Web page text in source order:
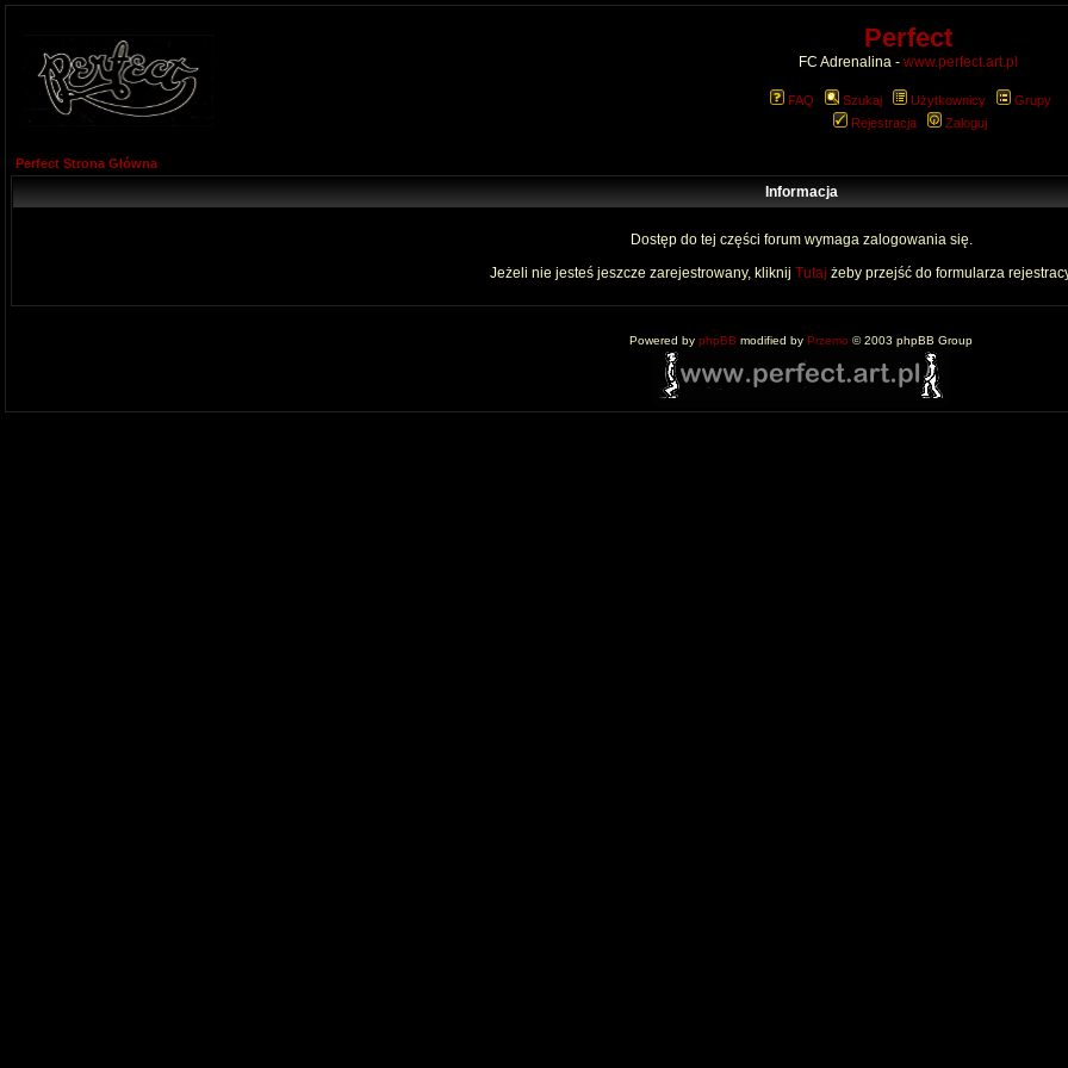
Perfect
FC Adrenalina - www.perfect.art.pl
FAQ Szukaj Użytkownicy
Grupy
Rejestracja
Zaloguj
Perfect Strona Główna
Informacja
Dostęp do tej części forum wymaga zalogowania się.
Jeżeli nie jesteś jeszcze zarejestrowany, kliknij Tutaj żeby przejść do formularza
Powered by phpBB modified by Przemo © 2003 phpBB Group